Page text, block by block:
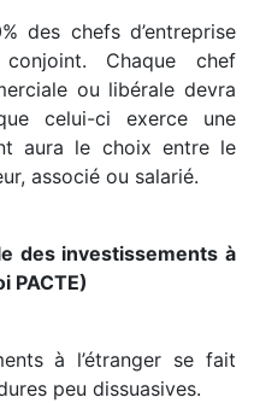
des chefs d’entreprise
Chaque chef
ou libérale devra
celui-ci exerce une
aura le choix entre le
associé ou salarié.
des investissements à
PACTE)
à l’étranger se fait
peu dissuasives.